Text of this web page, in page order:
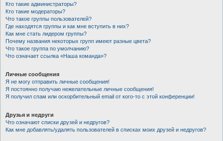
Кто такие администраторы?
Кто такие модераторы?
Что такое группы пользователей?
Где находятся группы и как мне вступить в них?
Как мне стать лидером группы?
Почему названия некоторых групп имеют разные цвета?
Что такое группа по умолчанию?
Что означает ссылка «Наша команда»?
Личные сообщения
Я не могу отправить личные сообщения!
Я постоянно получаю нежелательные личные сообщения!
Я получил спам или оскорбительный email от кого-то с этой конференции!
Друзья и недруги
Что означают списки друзей и недругов?
Как мне добавлять/удалять пользователей в списках моих друзей и недругов?